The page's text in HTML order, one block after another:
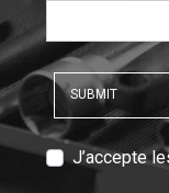
SUBMIT
T
J’accepte